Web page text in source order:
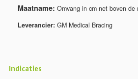
Maatname: Omvang in cm net boven de
Leverancier: GM Medical Bracing
Indicaties